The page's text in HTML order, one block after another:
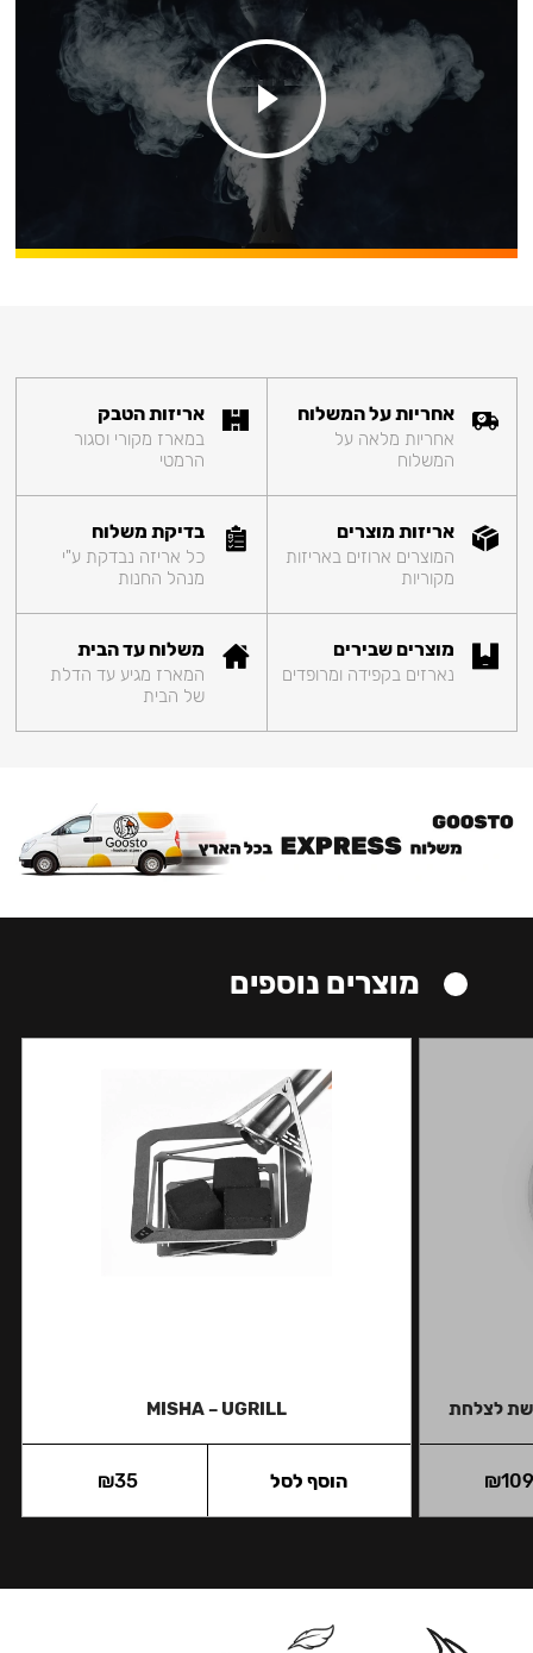
אחריות על המשלוח
אחריות מלאה על
המשלוח
אריזות הטבק
במארז מקורי וסגור
הרמטי
אריזות מוצרים
המוצרים ארוזים באריזות
מקוריות
בדיקת משלוח
כל אריזה נבדקת ע"י
מנהל החנות
מוצרים שבירים
נארזים בקפידה ומרופדים
משלוח עד הבית
המארז מגיע עד הדלת
של הבית
מוצרים נוספים
₪
MISHA – UGRILL
₪35 הוסף לסל